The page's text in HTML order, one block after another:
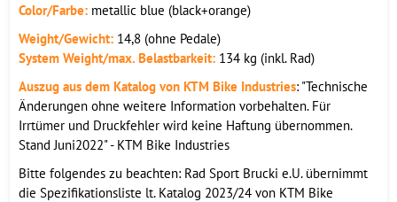
Color/Farbe: metallic blue (black+orange)
Weight/Gewicht: 14,8 (ohne Pedale)
System Weight/max. Belastbarkeit: 134 kg (inkl. Rad)
Auszug aus dem Katalog von KTM Bike Industries: "Technische
Änderungen ohne weitere Information vorbehalten. Für
Irrtümer und Druckfehler wird keine Haftung übernommen.
Stand Juni2022" - KTM Bike Industries
Bitte folgendes zu beachten: Rad Sport Brucki e.U. übernimmt
die Spezifikationsliste lt. Katalog 2023/24 von KTM Bike